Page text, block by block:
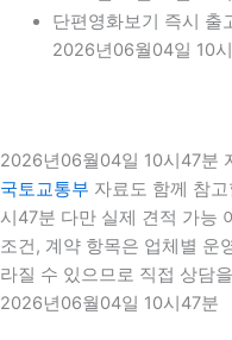
단편영화보기 즉시 출
2026년06월04일 10
2026년06월04일 10시47분
국토교통부 자료도 함께 참
시47분 다만 실제 견적 가능
조건, 계약 항목은 업체별 운
라질 수 있으므로 직접 상담
2026년06월04일 10시47분